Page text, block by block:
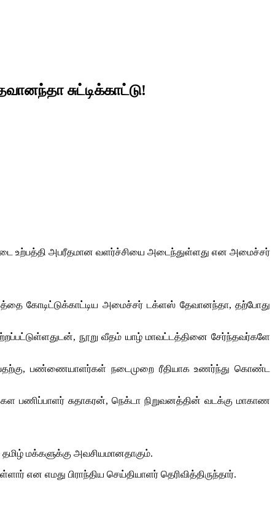
சுட்டிக்காட்டு!
உற்பத்தி அபரீதமான வளர்ச்சியை அடைந்துள்ளது என அமைச்சர்
கோடிட்டுக்காட்டிய அமைச்சர் டக்ளஸ் தேவானந்தா, தற்போது
நூறு வீதம் யாழ் மாவட்டத்தினை சேர்ந்தவர்களே
பண்ணையாளர்கள் நடைமுறை ரீதியாக உணர்ந்து கொண்ட
பணிப்பாளர் சுதாகரன், நெக்டா நிறுவனத்தின் வடக்கு மாகாண
மக்களுக்கு அவசியமானதாகும்.
என எமது பிராந்திய செய்தியாளர் தெரிவித்திருந்தார்.